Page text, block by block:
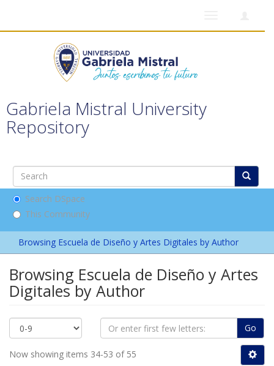
Gabriela Mistral University
Repository
Search DSpace
This Community
Browsing Escuela de Diseño y Artes Digitales by Author
Browsing Escuela de Diseño y Artes
Digitales by Author
Go
Now showing items 34-53 of 55